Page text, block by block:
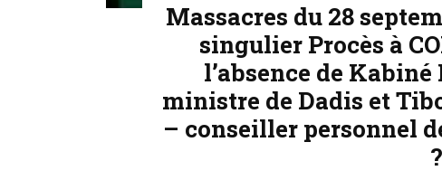
Massacres du 28
singulier Procès à
l’absence de
ministre de Dadis et
– conseiller personnel
?